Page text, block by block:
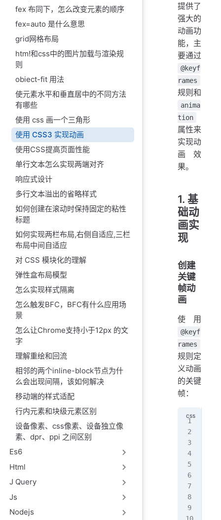
fex 布同下，怎么改变元素的顺序
fex=auto 是什么意思
grid网格布局
htm!和css中的图片加载与渲染规
则
obiect-fit 用法
使元素水平和垂直居中的不同方法
有哪些
使用 css 画一个三角形
使用 CSS3 实现动画
使用CSS提高页面性能
单行文本怎么实现两端对齐
响应式设计
多行文本溢出的省略样式
如何创建在滚动时保持固定的粘性
标题
如何实现两栏布局,右侧自适应,三栏
布局中间自适应
对 CSS 模块化的理解
弹性盒布局模型
怎么实现样式隔离
怎么触发BFC，BFC有什么应用场
景
怎么让Chrome支持小于12px 的文
字
理解重绘和回流
相邻的两个inline-block节点为什
么会出现间隔，该如何解决
移动端的样式适配
行内元素和块级元素区别
设备像素、css像素、设备独立像
素、dpr、ppi 之间区别
Es6
Html
J Query
Js
Nodejs
提供了
强大的
动画功
能，主
要通过
@keyf
rames
规则和
anima
tion
属性来
实现动
画效
果。
1. 基
础动
画实
现
创建
关键
帧动
画
使用
@keyf
rames
规则定
义动画
的关键
帧：